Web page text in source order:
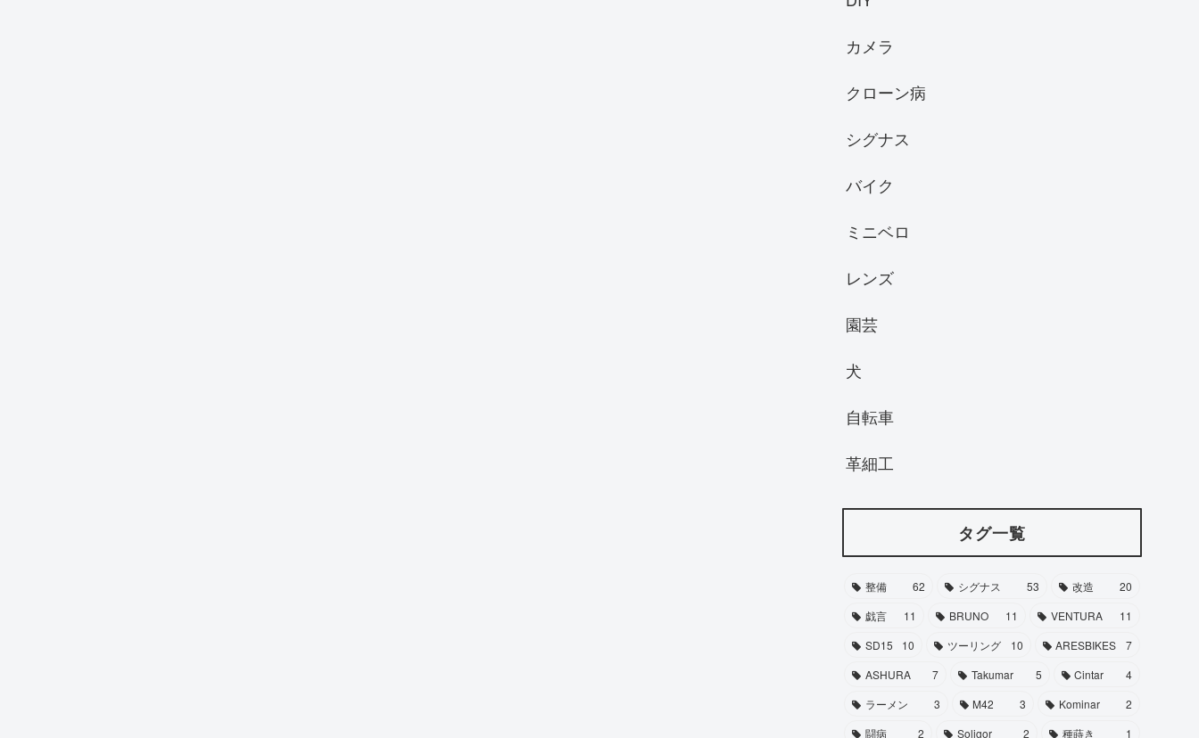
カメラ
クローン病
シグナス
バイク
ミニベロ
レンズ
園芸
犬
自転車
革細工
タグ一覧
整備 62 シグナス 53 改造
20
戯言
11 BRUNO 11 VENTURA
11
SD15
10 ツーリング 10 ARESBIKES
7
ASHURA
7 Takumar 5 Cintar
4
ラーメン
3 M42 3 Kominar
2
闘病
2 Soligor 2 種蒔き
1